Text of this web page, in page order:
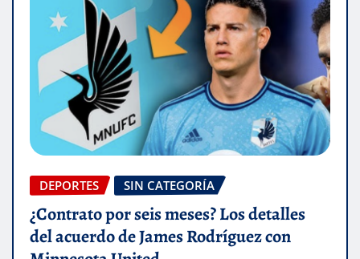
DEPORTES SIN CATEGORÍA
¿Contrato por seis meses? Los detalles
del acuerdo de James Rodríguez con